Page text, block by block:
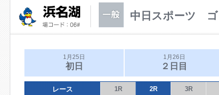
中日スポーツ ゴ
1月25日
初日
1月26日
２日目
レース 1R 2R 3R